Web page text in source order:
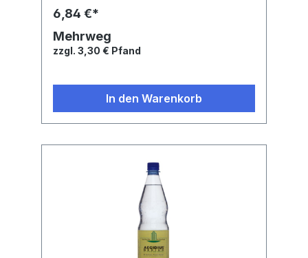
6,84 €*
Mehrweg
zzgl. 3,30 € Pfand
In den Warenkorb